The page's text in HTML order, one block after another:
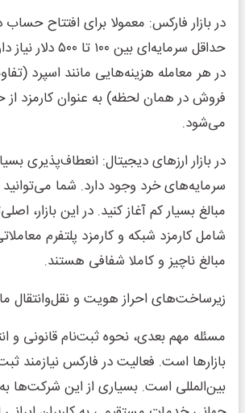
در بازار فارکس: معمولا برای افتتاح حساب
حداقل سرمایه‌ای بین
در هر معامله هزینه‌هایی مانند اسپرد
فروش در همان لحظه) به عنوان کارمزد
می‌شود.
در بازار ارزهای دیجیتال: انعطاف‌پذیری
سرمایه‌های خرد وجود دارد. شما می‌توانید
مبالغ بسیار کم آغاز کنید. در این بازار،
شامل کارمزد شبکه و کارمزد پلتفرم
مبالغ ناچیز و کاملا شفافی هستند.
زیرساخت‌های احراز هویت و نقل‌وانتقال
مسئله مهم بعدی، نحوه ثبت‌نام قانونی و
بازارها است. فعالیت در فارکس نیازمند
بین‌المللی است. بسیاری از این شرکت‌ها